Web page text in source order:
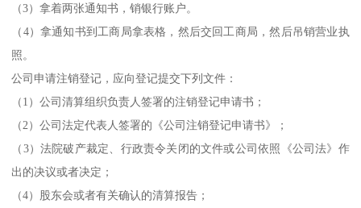
（3）拿着两张通知书，销银行账户。
（4）拿通知书到工商局拿表格，然后交回工商局，然后吊销营业执
照。
公司申请注销登记，应向登记提交下列文件：
（1）公司清算组织负责人签署的注销登记申请书；
（2）公司法定代表人签署的《公司注销登记申请书》；
（3）法院破产裁定、行政责令关闭的文件或公司依照《公司法》作
出的决议或者决定；
（4）股东会或者有关确认的清算报告；